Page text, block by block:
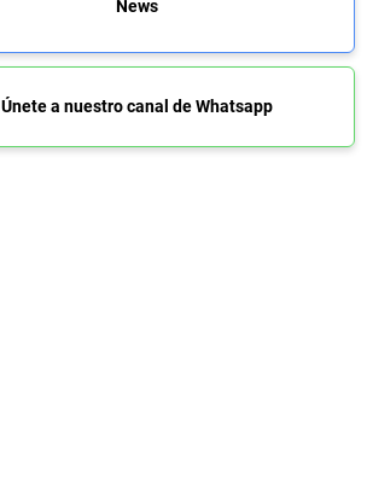
News
Únete a nuestro canal de Whatsapp